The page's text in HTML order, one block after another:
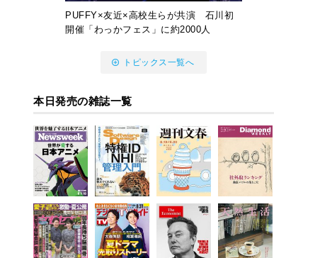
PUFFY×友近×高校生らが共演 石川初
開催「わっかフェス」に約2000人
トピックス一覧へ
本日発売の雑誌一覧